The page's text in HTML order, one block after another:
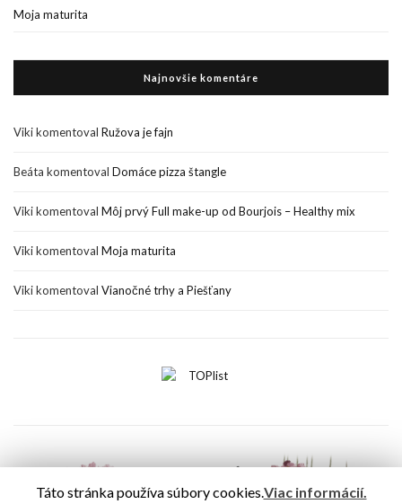
Moja maturita
Najnovšie komentáre
Vikikomentoval Ružova je fajn
Beáta komentoval Domáce pizza štangle
Vikikomentoval Môj prvý Full make-up od Bourjois – Healthy mix
Vikikomentoval Moja maturita
Vikikomentoval Vianočné trhy a Piešťany
Táto stránka používa súbory cookies.Viac informácií.